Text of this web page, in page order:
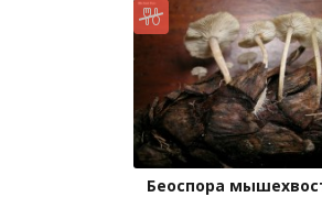
Беоспора